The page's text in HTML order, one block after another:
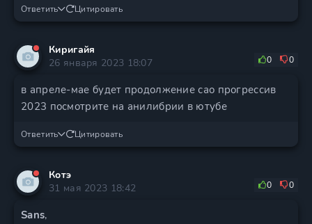
Ответить Цитировать
Киригайя
26 января 2023 18:07
0 0
в апреле-мае будет продолжение сао прогрессив
2023 посмотрите на анилибрии в ютубе
Ответить Цитировать
Котэ
31 мая 2023 18:42
0 0
Sans,